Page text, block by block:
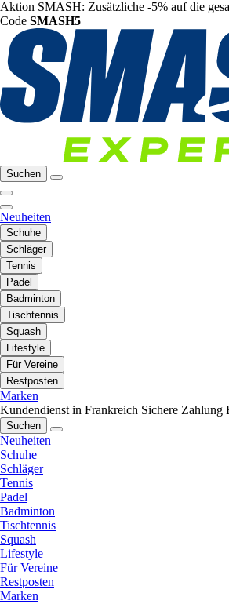
Aktion SMASH: Zusätzliche -5% auf die
Code SMASH5
Suchen
Neuheiten
Schuhe
Schläger
Tennis
Padel
Badminton
Tischtennis
Squash
Lifestyle
Für Vereine
Restposten
Marken
Kundendienst in Frankreich Sichere Zahlung
Suchen
Neuheiten
Schuhe
Schläger
Tennis
Padel
Badminton
Tischtennis
Squash
Lifestyle
Für Vereine
Restposten
Marken